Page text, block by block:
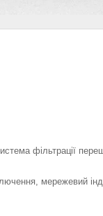
фільтрації
мережевий